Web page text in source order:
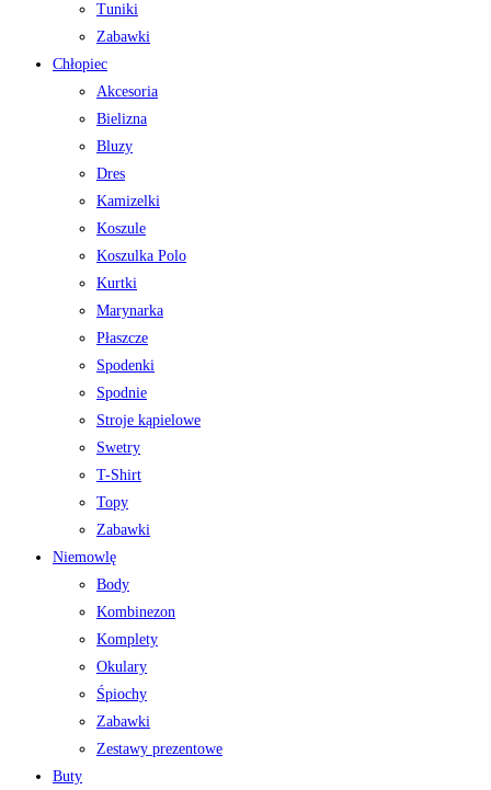
Tuniki
Zabawki
Chłopiec
Akcesoria
Bielizna
Bluzy
Dres
Kamizelki
Koszule
Koszulka Polo
Kurtki
Marynarka
Płaszcze
Spodenki
Spodnie
Stroje kąpielowe
Swetry
T-Shirt
Topy
Zabawki
Niemowlę
Body
Kombinezon
Komplety
Okulary
Śpiochy
Zabawki
Zestawy prezentowe
Buty